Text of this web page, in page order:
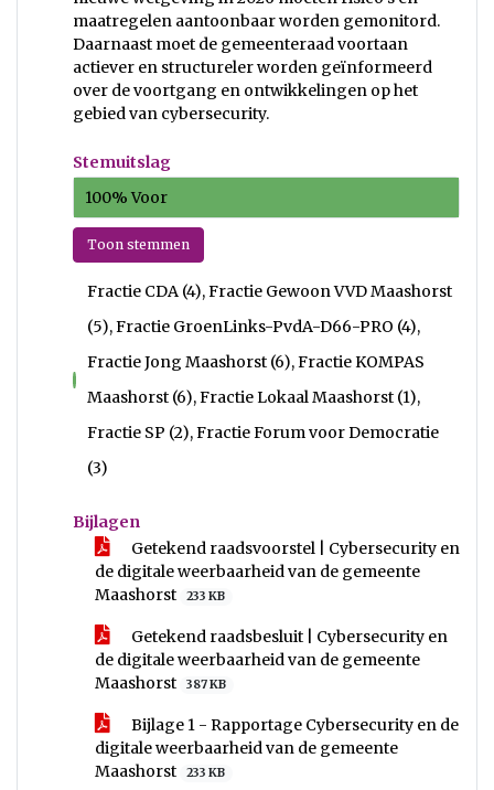
maatregelen aantoonbaar worden gemonitord.
Daarnaast moet de gemeenteraad voortaan
actiever en structureler worden geïnformeerd
over de voortgang en ontwikkelingen op het
gebied van cybersecurity.
Stemuitslag
100% Voor
Toon stemmen
voor
Fractie CDA (4), Fractie Gewoon VVD Maashorst
(5), Fractie GroenLinks-PvdA-D66-PRO (4),
Fractie Jong Maashorst (6), Fractie KOMPAS
Maashorst (6), Fractie Lokaal Maashorst (1),
Fractie SP (2), Fractie Forum voor Democratie
(3)
Bijlagen
Getekend raadsvoorstel | Cybersecurity en
de digitale weerbaarheid van de gemeente
Maashorst
233 KB
Getekend raadsbesluit | Cybersecurity en
de digitale weerbaarheid van de gemeente
Maashorst
387 KB
Bijlage 1 - Rapportage Cybersecurity en de
digitale weerbaarheid van de gemeente
Maashorst
233 KB